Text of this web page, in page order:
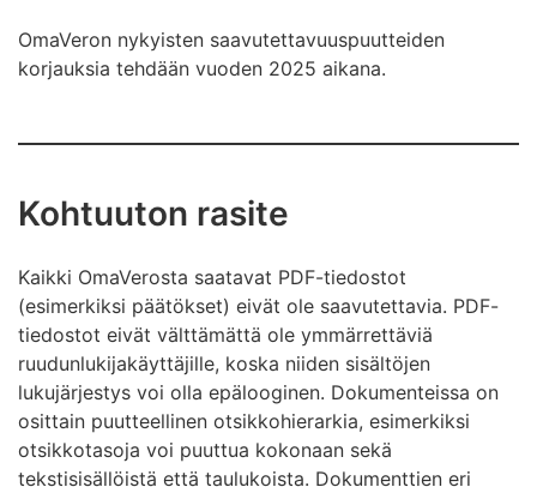
OmaVeron nykyisten saavutettavuuspuutteiden
korjauksia tehdään vuoden 2025 aikana.
Kohtuuton rasite
Kaikki OmaVerosta saatavat PDF-tiedostot
(esimerkiksi päätökset) eivät ole saavutettavia. PDF-
tiedostot eivät välttämättä ole ymmärrettäviä
ruudunlukijakäyttäjille, koska niiden sisältöjen
lukujärjestys voi olla epälooginen. Dokumenteissa on
osittain puutteellinen otsikkohierarkia, esimerkiksi
otsikkotasoja voi puuttua kokonaan sekä
tekstisisällöistä että taulukoista. Dokumenttien eri